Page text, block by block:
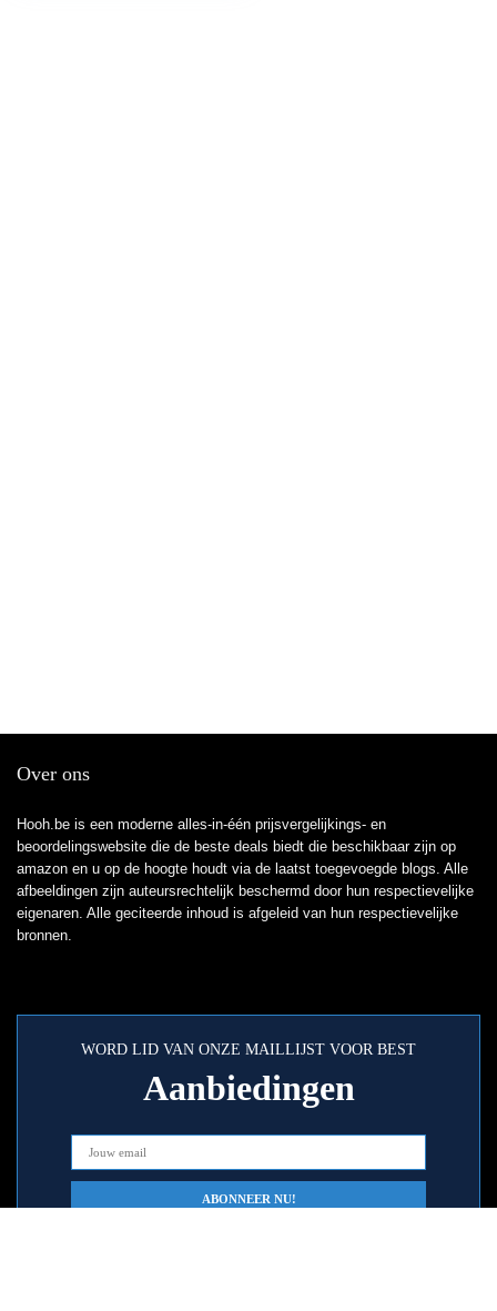
Over ons
Hooh.be is een moderne alles-in-één prijsvergelijkings- en
beoordelingswebsite die de beste deals biedt die beschikbaar zijn op
amazon en u op de hoogte houdt via de laatst toegevoegde blogs. Alle
afbeeldingen zijn auteursrechtelijk beschermd door hun respectievelijke
eigenaren. Alle geciteerde inhoud is afgeleid van hun respectievelijke
bronnen.
WORD LID VAN ONZE MAILLIJST VOOR BEST
Aanbiedingen